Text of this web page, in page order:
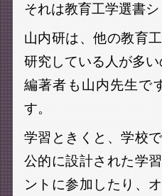
それは教育工学選書シ
山内研は、他の教育
研究している人が多
編著者も山内先生で
す。
学習ときくと、学校
公的に設計された学
ントに参加したり、